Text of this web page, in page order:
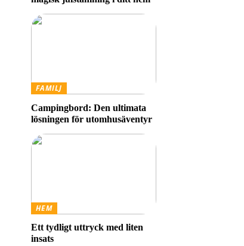
FAMILJ
Campingbord: Den ultimata
lösningen för utomhusäventyr
HEM
Ett tydligt uttryck med liten
insats